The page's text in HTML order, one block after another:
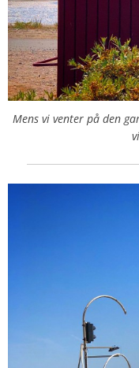
Mens vi venter på den